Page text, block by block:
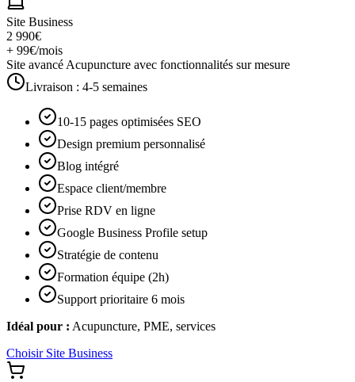
Site Business
2 990€
+ 99€/mois
Site avancé Acupuncture avec fonctionnalités sur mesure
Livraison : 4-5 semaines
10-15 pages optimisées SEO
Design premium personnalisé
Blog intégré
Espace client/membre
Prise RDV en ligne
Google Business Profile setup
Stratégie de contenu
Formation équipe (2h)
Support prioritaire 6 mois
Idéal pour : Acupuncture, PME, services
Choisir Site Business